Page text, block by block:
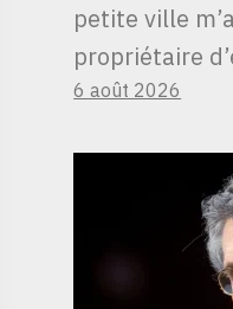
petite ville
propriétaire
6 août 2026